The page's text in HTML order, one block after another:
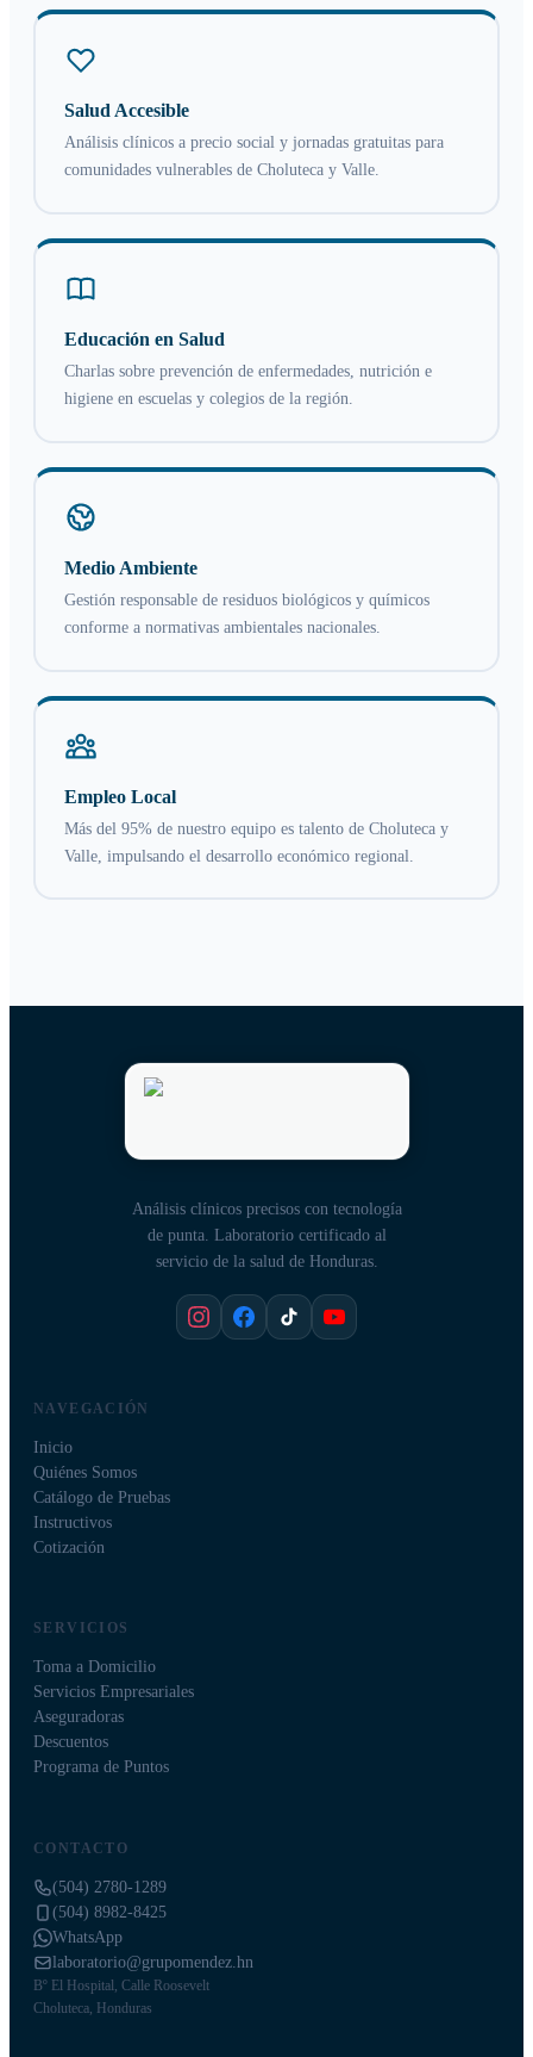
Salud Accesible
Análisis clínicos a precio social y jornadas gratuitas para
comunidades vulnerables de Choluteca y Valle.
Educación en Salud
Charlas sobre prevención de enfermedades, nutrición e
higiene en escuelas y colegios de la región.
Medio Ambiente
Gestión responsable de residuos biológicos y químicos
conforme a normativas ambientales nacionales.
Empleo Local
Más del 95% de nuestro equipo es talento de Choluteca y
Valle, impulsando el desarrollo económico regional.
Análisis clínicos precisos con tecnología
de punta. Laboratorio certificado al
servicio de la salud de Honduras.
NAVEGACIÓN
Inicio
Quiénes Somos
Catálogo de Pruebas
Instructivos
Cotización
SERVICIOS
Toma a Domicilio
Servicios Empresariales
Aseguradoras
Descuentos
Programa de Puntos
CONTACTO
(504) 2780-1289
(504) 8982-8425
WhatsApp
laboratorio@grupomendez.hn
Bº El Hospital, Calle Roosevelt
Choluteca, Honduras